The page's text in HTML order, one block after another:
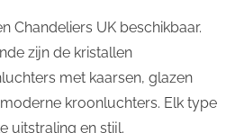
Chandeliers UK beschikbaar.
zijn de kristallen
met kaarsen, glazen
kroonluchters. Elk type
uitstraling en stijl.